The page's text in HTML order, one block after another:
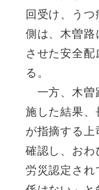
回受け、う
側は、木曽
させた安全
る。
一方、木曽
施した結果
が指摘する
確認し、お
労災認定さ